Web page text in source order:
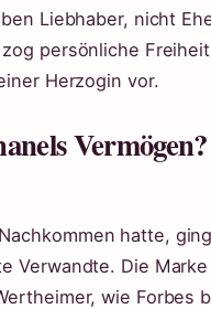
Liebhaber, nicht
persönliche
Herzogin vor.
Vermögen?
hatte,
Verwandte. Die
wie Forbes